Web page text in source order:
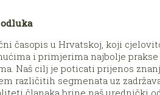
časopis u Hrvatskoj, koji
i primjerima najbolje prakse
Naš cilj je poticati prijenos
različitih segmenata uz
članaka brine naš urednički